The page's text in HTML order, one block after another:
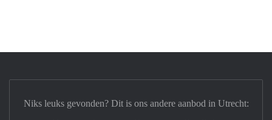
Niks leuks gevonden? Dit is ons andere aanbod in Utrecht: